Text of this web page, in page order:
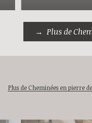
Plus de
Plus de Cheminées en pierre